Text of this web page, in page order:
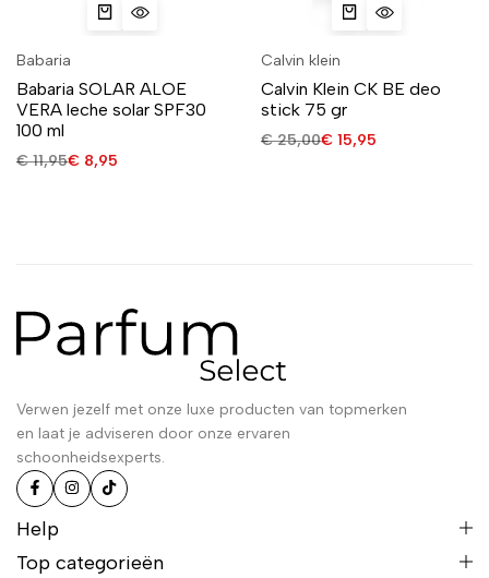
Babaria
Babaria SOLAR ALOE
VERA leche solar SPF30
100 ml
€11,95€ 8,95
Calvin klein
Calvin Klein CK BE deo
stick 75 gr
€25,00€ 15,95
Verwen jezelf met onze luxe producten van topmerken
en laat je adviseren door onze ervaren
schoonheidsexperts.
Help
Top categorieën